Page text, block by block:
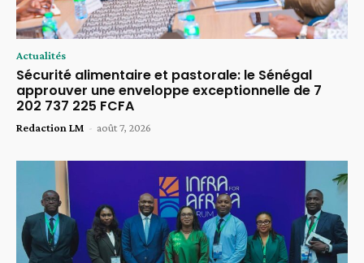
Actualités
Sécurité alimentaire et pastorale: le Sénégal
approuver une enveloppe exceptionnelle de 7
202 737 225 FCFA
Redaction LM - août 7, 2026